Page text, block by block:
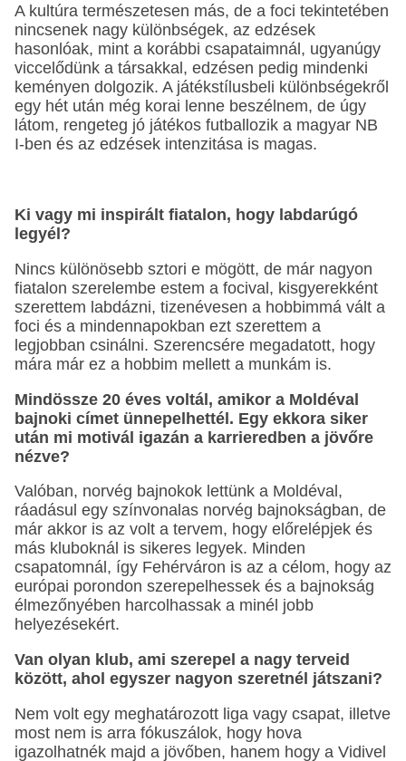
A kultúra természetesen más, de a foci tekintetében
nincsenek nagy különbségek, az edzések
hasonlóak, mint a korábbi csapataimnál, ugyanúgy
viccelődünk a társakkal, edzésen pedig mindenki
keményen dolgozik. A játékstílusbeli különbségekről
egy hét után még korai lenne beszélnem, de úgy
látom, rengeteg jó játékos futballozik a magyar NB
I-ben és az edzések intenzitása is magas.
Ki vagy mi inspirált fiatalon, hogy labdarúgó
legyél?
Nincs különösebb sztori e mögött, de már nagyon
fiatalon szerelembe estem a focival, kisgyerekként
szerettem labdázni, tizenévesen a hobbimmá vált a
foci és a mindennapokban ezt szerettem a
legjobban csinálni. Szerencsére megadatott, hogy
mára már ez a hobbim mellett a munkám is.
Mindössze 20 éves voltál, amikor a Moldéval
bajnoki címet ünnepelhettél. Egy ekkora siker
után mi motivál igazán a karrieredben a jövőre
nézve?
Valóban, norvég bajnokok lettünk a Moldéval,
ráadásul egy színvonalas norvég bajnokságban, de
már akkor is az volt a tervem, hogy előrelépjek és
más kluboknál is sikeres legyek. Minden
csapatomnál, így Fehérváron is az a célom, hogy az
európai porondon szerepelhessek és a bajnokság
élmezőnyében harcolhassak a minél jobb
helyezésekért.
Van olyan klub, ami szerepel a nagy terveid
között, ahol egyszer nagyon szeretnél játszani?
Nem volt egy meghatározott liga vagy csapat, illetve
most nem is arra fókuszálok, hogy hova
igazolhatnék majd a jövőben, hanem hogy a Vidivel